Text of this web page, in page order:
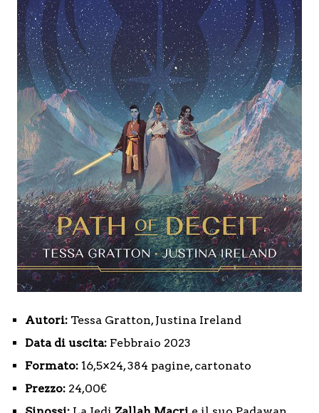
Autori: Tessa Gratton, Justina Ireland
Data di uscita: Febbraio 2023
Formato: 16,5×24, 384 pagine, cartonato
Prezzo: 24,00€